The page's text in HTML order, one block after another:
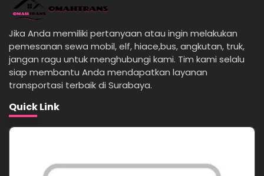
Jika Anda memiliki pertanyaan atau ingin melakukan
pemesanan sewa mobil, elf, hiace,bus, angkutan, truk,
jangan ragu untuk menghubungi kami. Tim kami selalu
siap membantu Anda mendapatkan layanan
transportasi terbaik di Surabaya.
Quick Link